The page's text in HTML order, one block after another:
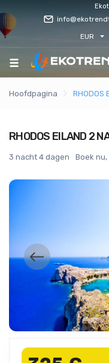
EUR
Hoofdpagina RHODOS
RHODOS EILAND 2
3 nacht 4 dagen Boek